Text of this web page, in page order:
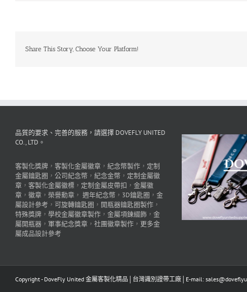
Share This Story, Choose Your Platform!
品質的要求、完善的服務，請選擇 DOVEFLY UNITED
CO., LTD。
客製化獎牌 ， 客製化金屬徽章 ， 紀念幣製作 ， 定制
金屬鑰匙圈 ， 公司紀念幣 ， 紀念金幣 ， 定制金屬徽
章 ， 客製化金屬徽標 ， 定制金屬皮帶扣 ， 金屬徽
章 ， 徽章 ， 榮譽勳章 ， 週年紀念幣 ， 3D鑰匙圈 ， 金
屬設計參考 ， 可旋轉鑰匙圈 ， 開瓶器鑰匙圈製作 ，
特殊獎牌 ， 學校金屬徽章製作 ， 金屬項鍊綴飾 ， 金
屬開瓶器 ， 軍事紀念獎章 ， 社團徽章製作 ， 更多金
屬成品設計參考
Copyright - DoveFly United 金屬客製化精品│台灣識別證帶工廠│E-mail: